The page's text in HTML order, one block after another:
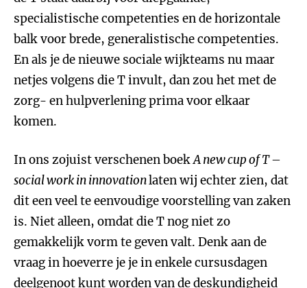
specialistische competenties en de horizontale
balk voor brede, generalistische competenties.
En als je de nieuwe sociale wijkteams nu maar
netjes volgens die T invult, dan zou het met de
zorg- en hulpverlening prima voor elkaar
komen.
In ons zojuist verschenen boekA new cup of T –
social work in innovationlaten wij echter zien, dat
dit een veel te eenvoudige voorstelling van zaken
is. Niet alleen, omdat die T nog niet zo
gemakkelijk vorm te geven valt. Denk aan de
vraag in hoeverre je je in enkele cursusdagen
deelgenoot kunt worden van de deskundigheid